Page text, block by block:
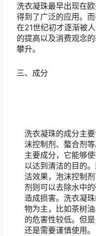
洗衣凝珠最早出现在
得到了广泛的应用。
在21世纪初才逐渐被
的提高以及消费观念
攀升。
三、成分
洗衣凝珠的成分主
沫控制剂、螯合剂
主要成分，它能够
以达到清洁的目的
洁效果，泡沫控制
剂则可以去除水中
造成损害。洗衣凝
物为主，比如茶树
的危害性较低。但
还是需要谨慎使用。